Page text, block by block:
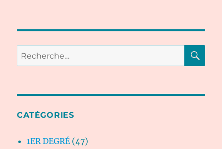
Recherche
pour :
CATÉGORIES
1ER DEGRÉ (47)